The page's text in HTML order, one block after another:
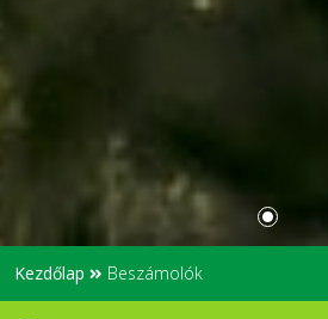
Kezdőlap Beszámolók